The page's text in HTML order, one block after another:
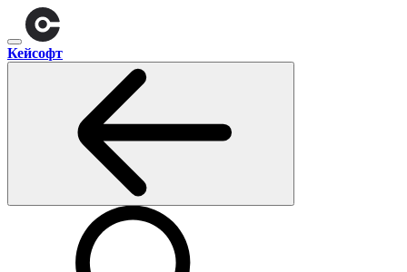
Кейсофт